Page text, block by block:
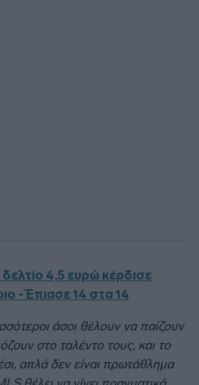
4,5 ευρώ κέρδισε
- Έπιασε 14 στα 14
άσοι θέλουν να παίζουν
στο ταλέντο τους, και το
απλά δεν είναι πρωτάθλημα